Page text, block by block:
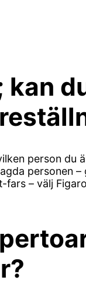
kan
person du
personen
fars – välj